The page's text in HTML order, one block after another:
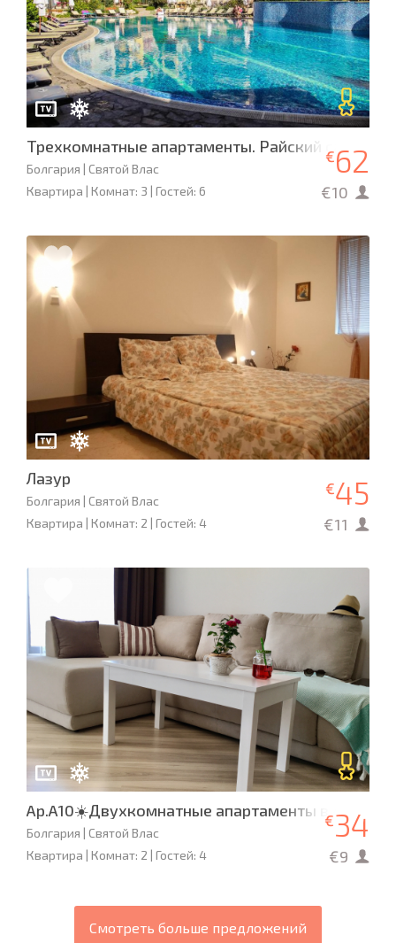
Трехкомнатные апартаменты. Райский сад.
Болгария | Святой Влас
Квартира | Комнат: 3 | Гостей: 6
€62
€10
Лазур
Болгария | Святой Влас
Квартира | Комнат: 2 | Гостей: 4
€45
€11
Ap.A10☀️Двухкомнатные апартаменты в
Болгария | Святой Влас
Квартира | Комнат: 2 | Гостей: 4
€34
€9
Смотреть больше предложений